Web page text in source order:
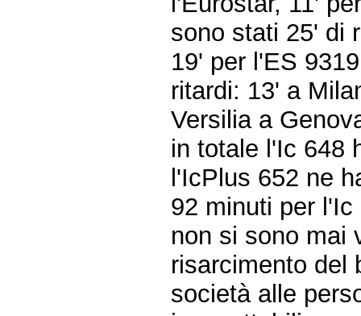
sono stati 25' di
19' per l'ES
ritardi: 13' a
Versilia a
in totale l'Ic 648
l'IcPlus 652 ne
92 minuti per
non si sono mai
risarcimento del
società alle